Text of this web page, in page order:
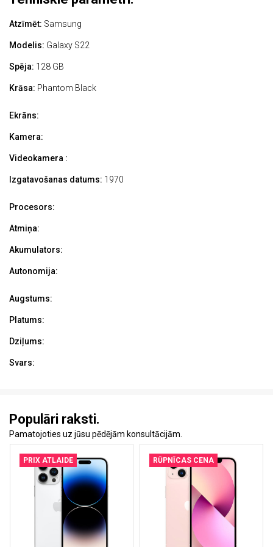
Atzīmēt: Samsung
Modelis: Galaxy S22
Spēja: 128 GB
Krāsa: Phantom Black
Ekrāns:
Kamera:
Videokamera :
Izgatavošanas datums: 1970
Procesors:
Atmiņa:
Akumulators:
Autonomija:
Augstums:
Platums:
Dziļums:
Svars:
Populāri raksti.
Pamatojoties uz jūsu pēdējām konsultācijām.
PRIX ATLAIDE RŪPNĪCAS CENA